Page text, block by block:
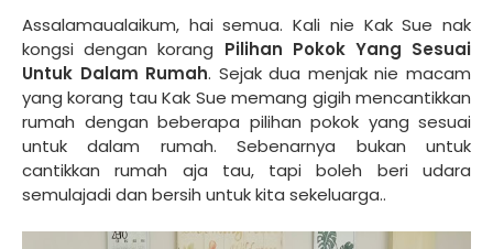
Assalamaualaikum, hai semua. Kali nie Kak Sue nak
kongsi dengan korang Pilihan Pokok Yang Sesuai
Untuk Dalam Rumah. Sejak dua menjak nie macam
yang korang tau Kak Sue memang gigih mencantikkan
rumah dengan beberapa pilihan pokok yang sesuai
untuk dalam rumah. Sebenarnya bukan untuk
cantikkan rumah aja tau, tapi boleh beri udara
semulajadi dan bersih untuk kita sekeluarga..